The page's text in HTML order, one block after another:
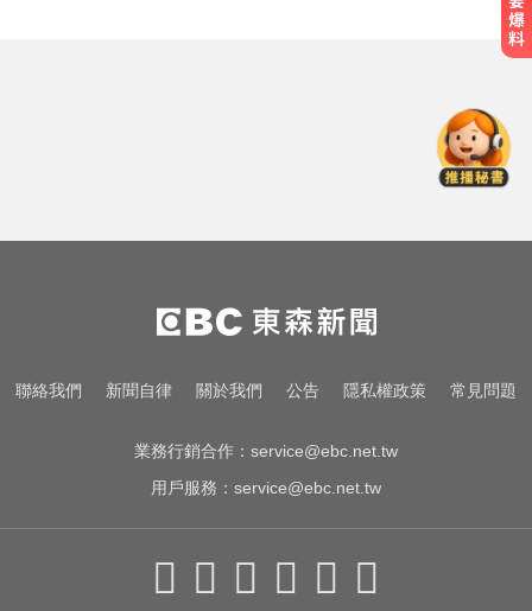
日網讚：比政府還快
總統：勞工是經濟進步幕後英雄 盼
支持政府政策
NBA／灰熊前鋒克拉克死因出爐 法
聯絡我們 新聞自律 關於我們 公告 隱私權政策 常見問題
業務行銷合作： service@ebc.net.tw
用戶服務： service@ebc.net.tw